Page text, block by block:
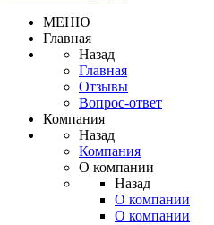
МЕНЮ
Главная
Назад
Главная
Отзывы
Вопрос-ответ
Компания
Назад
Компания
О компании
Назад
О компании
О компании